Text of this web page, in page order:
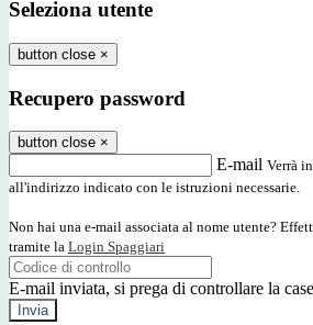
Seleziona utente
button close ×
Recupero password
button close ×
E-mail Verrà
all'indirizzo indicato con le istruzioni necessarie.
Non hai una e-mail associata al nome utente?
tramite la Login Spaggiari
E-mail inviata, si prega di controllare la